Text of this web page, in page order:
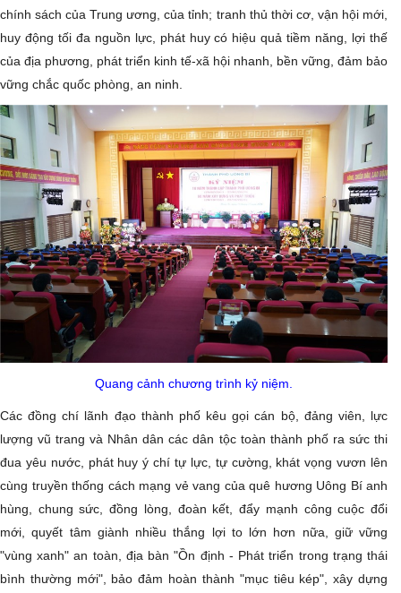
chính sách của Trung ương, của tỉnh; tranh thủ thời cơ, vận hội mới,
huy động tối đa nguồn lực, phát huy có hiệu quả tiềm năng, lợi thế
của địa phương, phát triển kinh tế-xã hội nhanh, bền vững, đảm bảo
vững chắc quốc phòng, an ninh.
Quang cảnh chương trình kỷ niệm.
Các đồng chí lãnh đạo thành phố kêu gọi cán bộ, đảng viên, lực
lượng vũ trang và Nhân dân các dân tộc toàn thành phố ra sức thi
đua yêu nước, phát huy ý chí tự lực, tự cường, khát vọng vươn lên
cùng truyền thống cách mạng vẻ vang của quê hương Uông Bí anh
hùng, chung sức, đồng lòng, đoàn kết, đẩy mạnh công cuộc đổi
mới, quyết tâm giành nhiều thắng lợi to lớn hơn nữa, giữ vững
"vùng xanh" an toàn, địa bàn "Ồn định - Phát triển trong trạng thái
bình thường mới", bảo đảm hoàn thành "mục tiêu kép", xây dựng